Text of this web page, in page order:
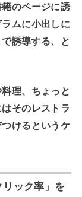
のページに誘
ムに小出しに
誘導する、と
理、ちょっと
そのレストラ
けるというケ
ック率」を